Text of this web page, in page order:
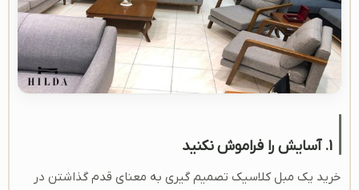
1. آسایش را فراموش نکنید
خرید یک مبل کلاسیک تصمیم گیری به معنای قدم گذاشتن در